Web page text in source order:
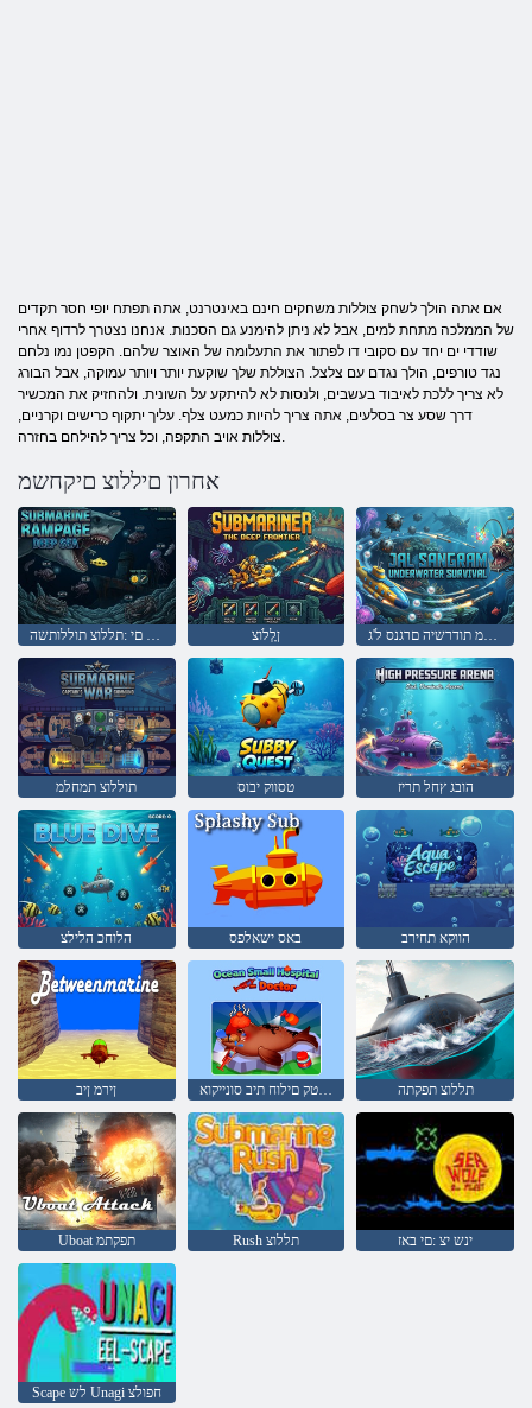
אם אתה הולך לשחק צוללות משחקים חינם באינטרנט, אתה תפתח יופי חסר תקדים
של הממלכה מתחת למים, אבל לא ניתן להימנע גם הסכנות. אנחנו נצטרך לרדוף אחרי
שודדי ים יחד עם סקובי דו לפתור את התעלומה של האוצר שלהם. הקפטן נמו נלחם
נגד טורפים, הולך נגדם עם צלצל. הצוללת שלך שוקעת יותר ויותר עמוקה, אבל הבורג
לא צריך ללכת לאיבוד בעשבים, ולנסות לא להיתקע על השונית. ולהחזיק את המכשיר
דרך שסע צר בסלעים, אתה צריך להיות כמעט צלף. עליך יתקוף כרישים וקרניים,
צוללות אויב התקפה, וכל צריך להילחם בחזרה.
אחרון םיללוצ םיקחשמ
קומע םי :תללוצ תוללותשה ןָלְלֹוצ םימל תחתמ תודרשיה םרגנס ל'ג
תוללוצ תמחלמ טסווק יבוס הובג ץחל תריז
הלוחכ הלילצ באס ישאלפס הווקא תחירב
ןירמ ןיב אפור - ןטק םילוח תיב סונייקוא תללוצ תפקתה
Uboat תפקתמ Rush תללוצ ינש יצ :םי באז
Scape לש Unagi חפולצ